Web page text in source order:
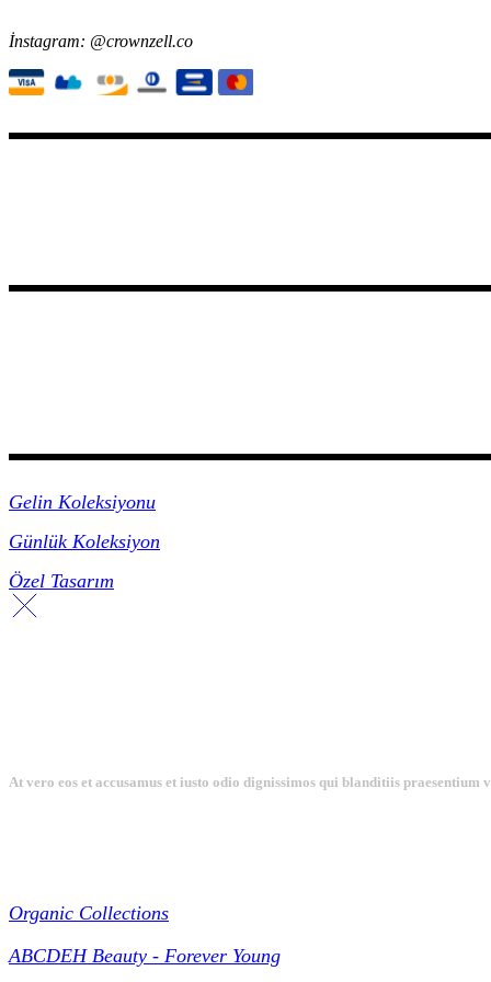
İnstagram: @crownzell.co
Gelin Koleksiyonu
Günlük Koleksiyon
Özel Tasarım
At vero eos et accusamus et iusto odio dignissimos qui blanditiis praesentium
Organic Collections
ABCDEH Beauty - Forever Young